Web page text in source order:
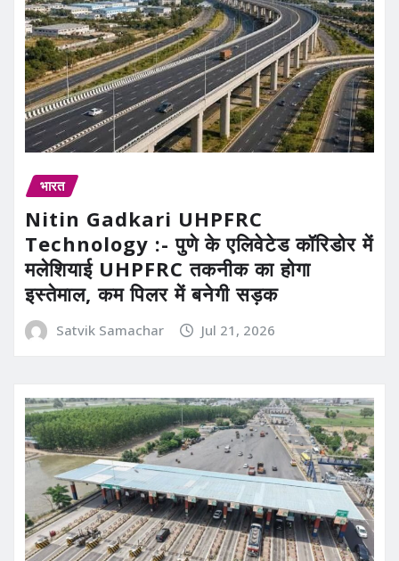
भारत
Nitin Gadkari UHPFRC
Technology :- पुणे के एलिवेटेड कॉरिडोर में
मलेशियाई UHPFRC तकनीक का होगा
इस्तेमाल, कम पिलर में बनेगी सड़क
Satvik Samachar Jul 21, 2026